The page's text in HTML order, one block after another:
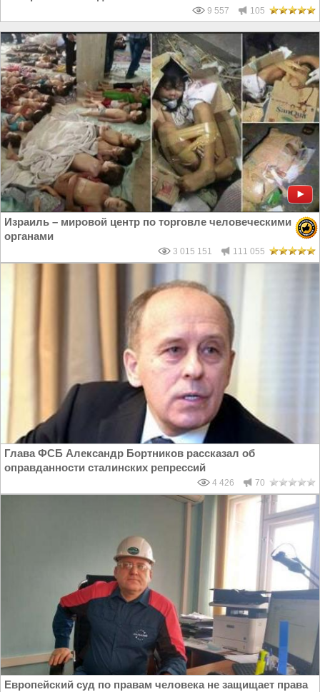
9 557 105
Израиль – мировой центр по торговле человеческими
органами
3 015 151 111 055
Глава ФСБ Александр Бортников рассказал об
оправданности сталинских репрессий
4 426 70
Европейский суд по правам человека не защищает права